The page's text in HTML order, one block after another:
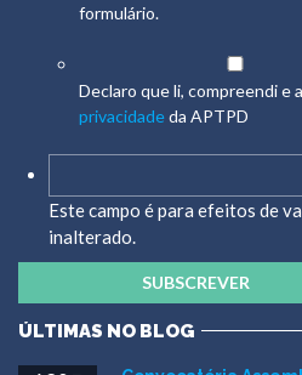
formulário.
Declaro que li, compreendi e
privacidadeda APTPD
Este campo é para efeitos de
inalterado.
ÚLTIMAS NO BLOG